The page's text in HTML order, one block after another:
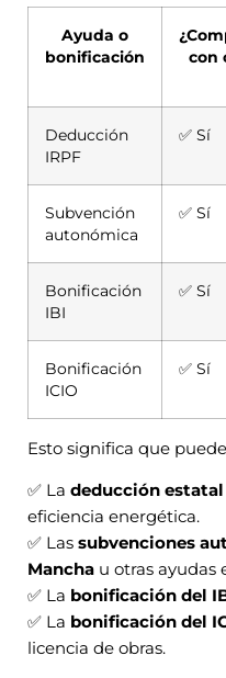
Ayuda o
bonificación
con
Deducción
IRPF
✅ Sí
Subvención
autonómica
✅ Sí
Bonificación
IBI
✅ Sí
Bonificación
ICIO
✅ Sí
Esto significa que
✅ La deducción estatal
eficiencia energética.
✅ Las subvenciones
Mancha u otras ayudas
✅ La bonificación del
✅ La bonificación del
licencia de obras.